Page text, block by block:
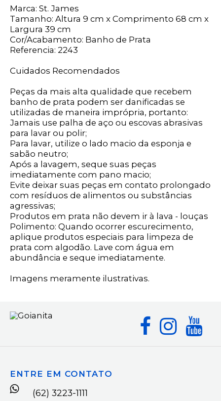
Marca: St. James
Tamanho: Altura 9 cm x Comprimento 68 cm x
Largura 39 cm
Cor/Acabamento: Banho de Prata
Referencia: 2243
Cuidados Recomendados
Peças da mais alta qualidade que recebem
banho de prata podem ser danificadas se
utilizadas de maneira imprópria, portanto:
Jamais use palha de aço ou escovas abrasivas
para lavar ou polir;
Para lavar, utilize o lado macio da esponja e
sabão neutro;
Após a lavagem, seque suas peças
imediatamente com pano macio;
Evite deixar suas peças em contato prolongado
com resíduos de alimentos ou substâncias
agressivas;
Produtos em prata não devem ir à lava - louças
Polimento: Quando ocorrer escurecimento,
aplique produtos especiais para limpeza de
prata com algodão. Lave com água em
abundância e seque imediatamente.
Imagens meramente ilustrativas.
ENTRE EM CONTATO
(62) 3223-1111